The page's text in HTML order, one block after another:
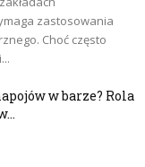
zastosowania
Choć często
w barze? Rola